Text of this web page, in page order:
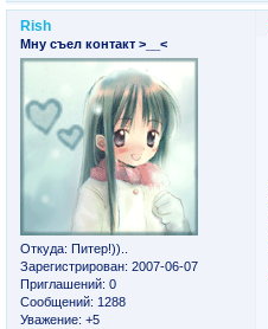
Rish
Мну съел контакт >__<
Откуда: Питер!))..
Зарегистрирован: 2007-06-07
Приглашений: 0
Сообщений: 1288
Уважение: +5